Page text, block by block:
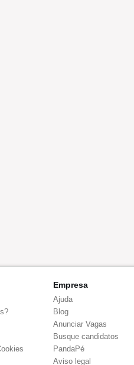
Empresa
Ajuda
Blog
Anunciar Vagas
Busque candidatos
PandaPé
Aviso legal